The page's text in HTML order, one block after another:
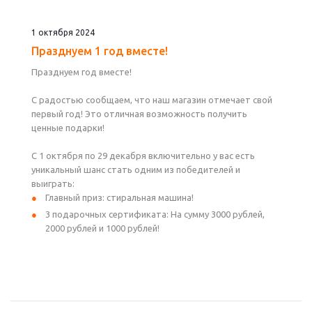
1 октября 2024
Празднуем 1 год вместе!
Празднуем год вместе!
С радостью сообщаем, что наш магазин отмечает свой
первый год! Это отличная возможность получить
ценные подарки!
С 1 октября по 29 декабря включительно у вас есть
уникальный шанс стать одним из победителей и
выиграть:
Главный приз: стиральная машина!
3 подарочных сертификата: На сумму 3000 рублей,
2000 рублей и 1000 рублей!